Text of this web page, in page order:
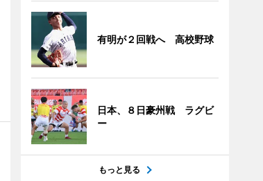
有明が２回戦へ 高校野球
日本、８日豪州戦 ラグビ
ー
もっと見る